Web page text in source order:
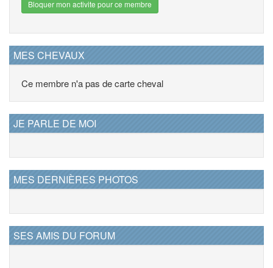
Bloquer mon activite pour ce membre
MES CHEVAUX
Ce membre n'a pas de carte cheval
JE PARLE DE MOI
MES DERNIÈRES PHOTOS
SES AMIS DU FORUM